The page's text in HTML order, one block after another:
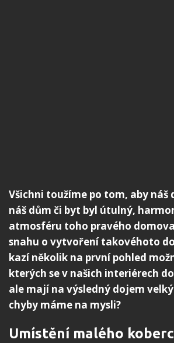
Všichni toužíme po tom, aby náš
náš dům či byt byl útulný,
atmosféru toho pravého
snahu o vytvoření takovéhoto
kazí několik na první pohled
kterých se v našich interiérech
ale mají na výsledný dojem
chyby máme na mysli?
Umístění malého